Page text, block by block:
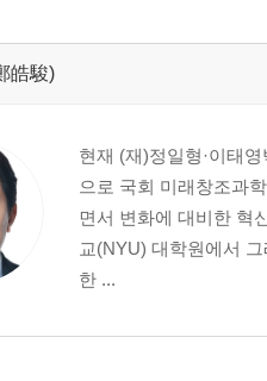
및 지원
과제
략
제점
방향과 혁신
교육의 강화
皓駿)
현재 (재)정일형·이태
으로 국회 미래창조과
면서 변화에 대비한 혁
교(NYU) 대학원에서
한 ...